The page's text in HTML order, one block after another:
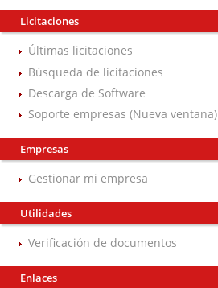
Licitaciones
Últimas licitaciones
Búsqueda de licitaciones
Descarga de Software
Soporte empresas (Nueva ventana)
Empresas
Gestionar mi empresa
Utilidades
Verificación de documentos
Enlaces